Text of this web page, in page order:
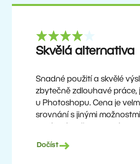
Skvělá alternativa
Snadné použití a skvělé
zbytečně zdlouhavé práce,
u Photoshopu. Cena je
srovnání s jinými
uživatelům, kteří chtějí
Dočíst